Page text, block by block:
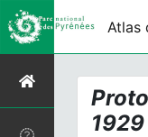
Atlas
1929